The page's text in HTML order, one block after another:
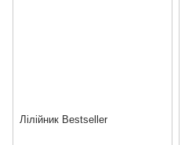
Лілійник Bestseller